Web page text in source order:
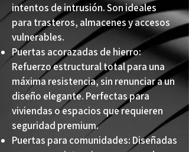
intentos de intrusión. Son ideales
para trasteros, almacenes y accesos
vulnerables.
Puertas acorazadas de hierro:
Refuerzo estructural total para una
máxima resistencia, sin renunciar a un
diseño elegante. Perfectas para
viviendas o espacios que requieren
seguridad premium.
Puertas para comunidades: Diseñadas